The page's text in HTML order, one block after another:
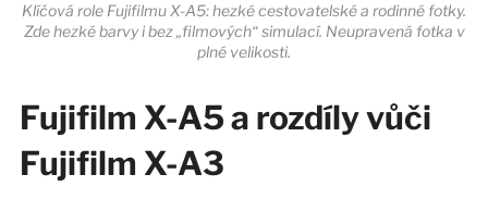
Klíčová role Fujifilmu X-A5: hezké cestovatelské a rodinné fotky.
Zde hezké barvy i bez „filmových“ simulací. Neupravená fotka v
plné velikosti.
Fujifilm X-A5 a rozdíly vůči
Fujifilm X-A3